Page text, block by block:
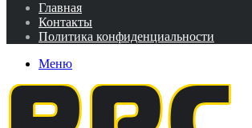
Главная
Контакты
Политика конфиденциальности
Меню